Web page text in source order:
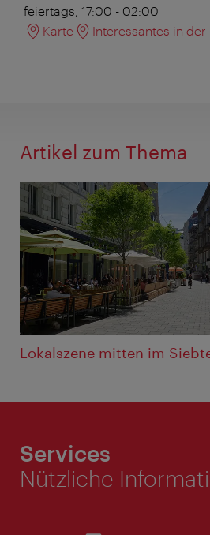
feiertags, 17:00 - 02:00
Karte
Interessantes in
Artikel zum Thema
Lokalszene mitten im
Services
Nützliche